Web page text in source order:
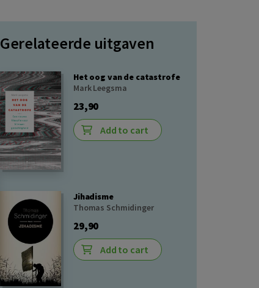
Gerelateerde uitgaven
Het oog van de catastrofe
Mark Leegsma
23,90
Add to cart
Jihadisme
Thomas Schmidinger
29,90
Add to cart